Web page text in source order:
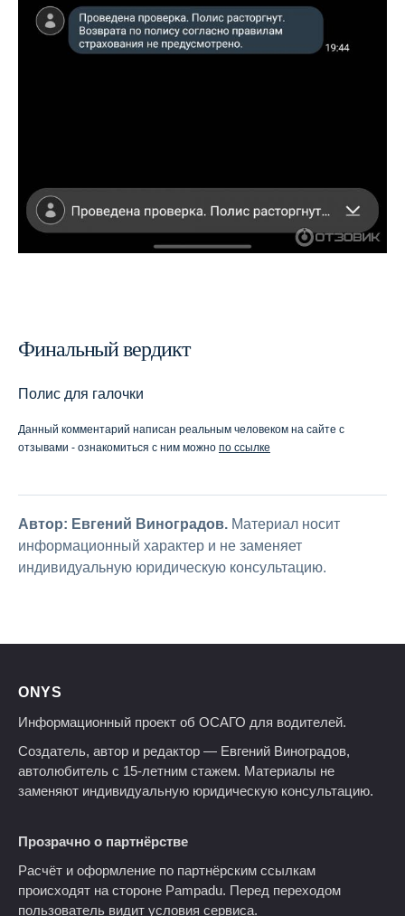
Финальный вердикт
Полис для галочки
Данный комментарий написан реальным человеком на сайте с
отзывами - ознакомиться с ним можно по ссылке
Автор: Евгений Виноградов. Материал носит
информационный характер и не заменяет
индивидуальную юридическую консультацию.
ONYS
Информационный проект об ОСАГО для водителей.
Создатель, автор и редактор — Евгений Виноградов,
автолюбитель с 15-летним стажем. Материалы не
заменяют индивидуальную юридическую консультацию.
Прозрачно о партнёрстве
Расчёт и оформление по партнёрским ссылкам
происходят на стороне Pampadu. Перед переходом
пользователь видит условия сервиса.